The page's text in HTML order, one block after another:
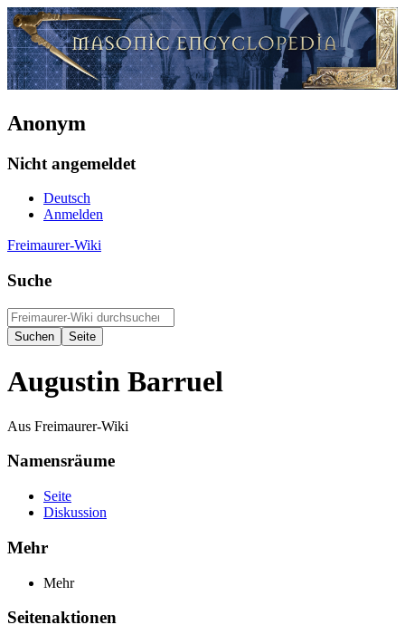
Anonym
Nicht angemeldet
Deutsch
Anmelden
Freimaurer-Wiki
Suche
Augustin Barruel
Aus Freimaurer-Wiki
Namensräume
Seite
Diskussion
Mehr
Mehr
Seitenaktionen